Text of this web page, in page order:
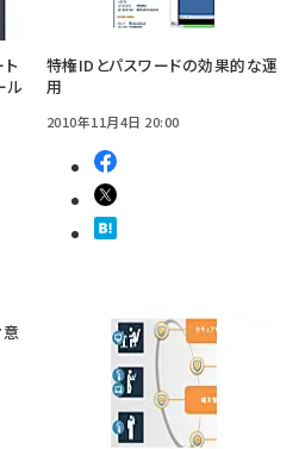
ル
特権IDとパスワードの効果的な運
用
2010年11月4日 20:00